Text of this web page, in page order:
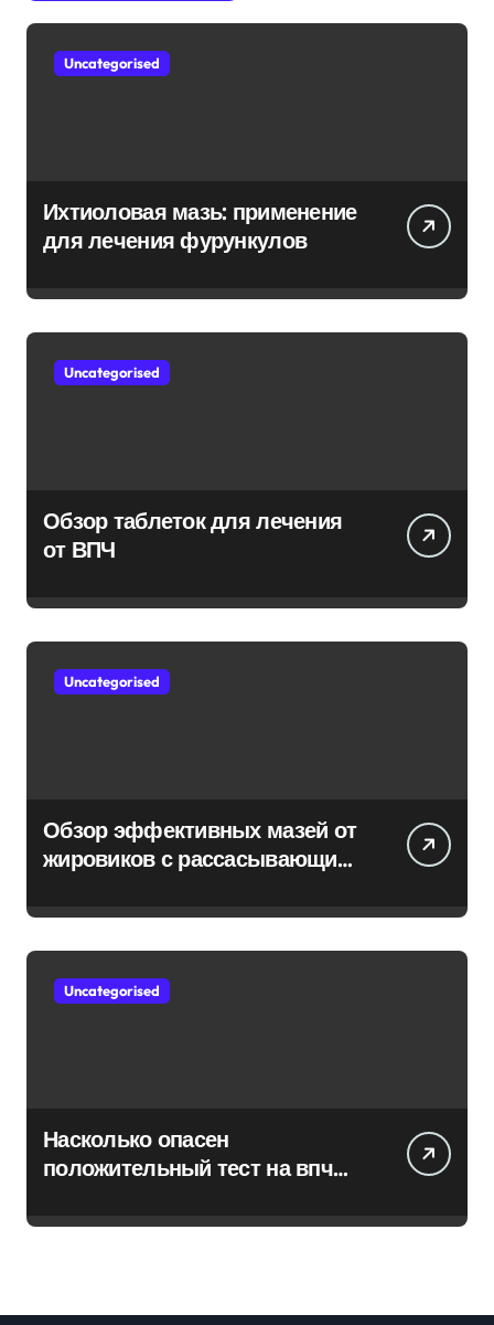
Uncategorised
Ихтиоловая мазь: применение
для лечения фурункулов
Uncategorised
Обзор таблеток для лечения
от ВПЧ
Uncategorised
Обзор эффективных мазей от
жировиков с рассасывающим
Uncategorised
Насколько опасен
положительный тест на впч